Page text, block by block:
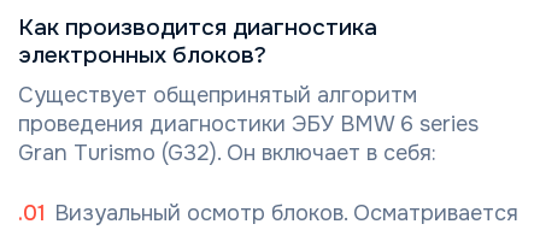
Как производится диагностика
электронных блоков?
Существует общепринятый алгоритм
проведения диагностики ЭБУ BMW 6 series
Gran Turismo (G32). Он включает в себя:
Визуальный осмотр блоков. Осматривается